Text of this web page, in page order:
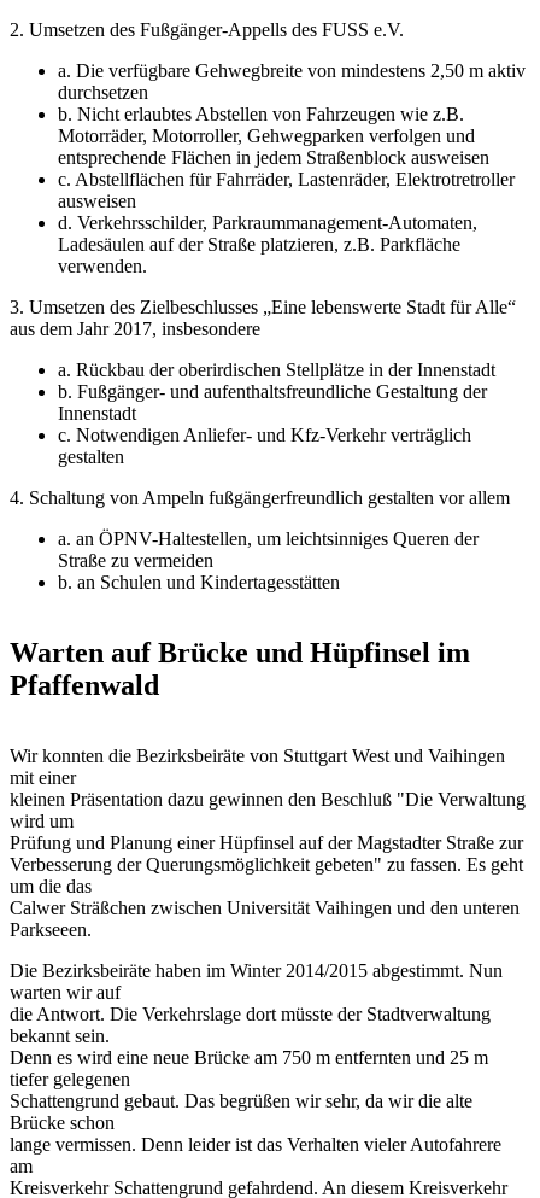
2. Umsetzen des Fußgänger-Appells des FUSS e.V.
a. Die verfügbare Gehwegbreite von mindestens 2,50 m aktiv
durchsetzen
b. Nicht erlaubtes Abstellen von Fahrzeugen wie z.B.
Motorräder, Motorroller, Gehwegparken verfolgen und
entsprechende Flächen in jedem Straßenblock ausweisen
c. Abstellflächen für Fahrräder, Lastenräder, Elektrotretroller
ausweisen
d. Verkehrsschilder, Parkraummanagement-Automaten,
Ladesäulen auf der Straße platzieren, z.B. Parkfläche
verwenden.
3. Umsetzen des Zielbeschlusses „Eine lebenswerte Stadt für Alle“
aus dem Jahr 2017, insbesondere
a. Rückbau der oberirdischen Stellplätze in der Innenstadt
b. Fußgänger- und aufenthaltsfreundliche Gestaltung der
Innenstadt
c. Notwendigen Anliefer- und Kfz-Verkehr verträglich
gestalten
4. Schaltung von Ampeln fußgängerfreundlich gestalten vor allem
a. an ÖPNV-Haltestellen, um leichtsinniges Queren der
Straße zu vermeiden
b. an Schulen und Kindertagesstätten
Warten auf Brücke und Hüpfinsel im
Pfaffenwald
Wir konnten die Bezirksbeiräte von Stuttgart West und Vaihingen
mit einer
kleinen Präsentation dazu gewinnen den Beschluß "Die Verwaltung
wird um
Prüfung und Planung einer Hüpfinsel auf der Magstadter Straße zur
Verbesserung der Querungsmöglichkeit gebeten" zu fassen. Es geht
um die das
Calwer Sträßchen zwischen Universität Vaihingen und den unteren
Parkseeen.
Die Bezirksbeiräte haben im Winter 2014/2015 abgestimmt. Nun
warten wir auf
die Antwort. Die Verkehrslage dort müsste der Stadtverwaltung
bekannt sein.
Denn es wird eine neue Brücke am 750 m entfernten und 25 m
tiefer gelegenen
Schattengrund gebaut. Das begrüßen wir sehr, da wir die alte
Brücke schon
lange vermissen. Denn leider ist das Verhalten vieler Autofahrere
am
Kreisverkehr Schattengrund gefahrdend. An diesem Kreisverkehr